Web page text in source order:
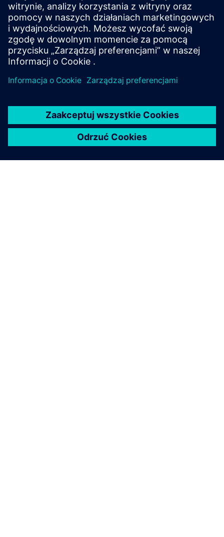
danych PLM. Rezultat: skrócenie osi czasu migracji o 30%,
pełna przejrzystość dzięki raportowaniu w czasie
rzeczywistym i szybsze
dostosowanie do ewoluującego modelu danych w skali.